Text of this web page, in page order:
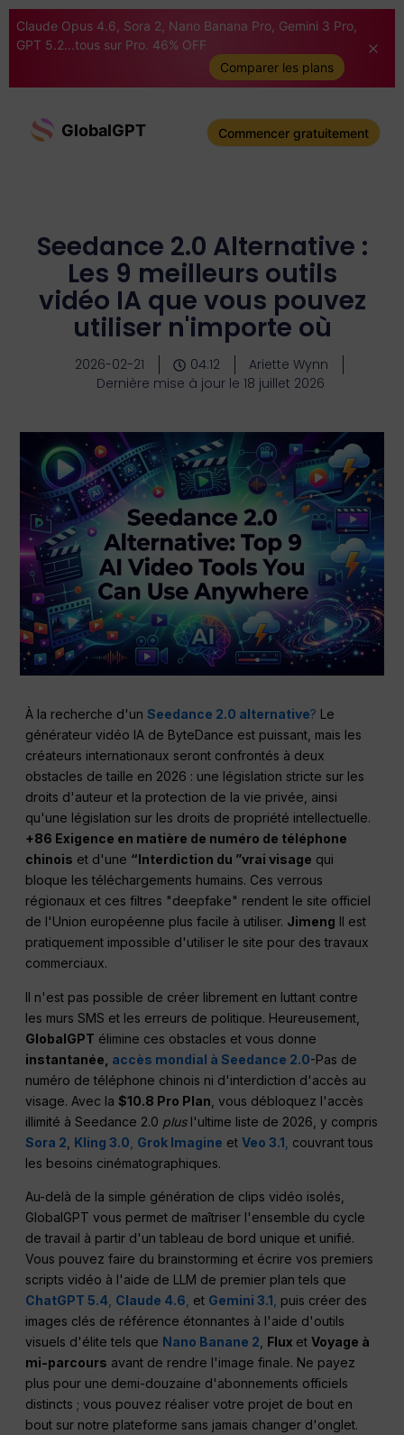
Claude Opus 4.6, Sora 2, Nano Banana Pro, Gemini 3 Pro,
GPT 5.2...tous sur Pro. 46% OFF
Comparer les plans
GlobalGPT Commencer gratuitement
Seedance 2.0 Alternative :
Les 9 meilleurs outils
vidéo IA que vous pouvez
utiliser n'importe où
2026-02-21 04:12
Ariette Wynn
Dernière mise à jour le 18 juillet 2026
À la recherche d'unSeedance 2.0 alternative? Le
générateur vidéo IA de ByteDance est puissant, mais les
créateurs internationaux seront confrontés à deux
obstacles de taille en 2026 : une législation stricte sur les
droits d'auteur et la protection de la vie privée, ainsi
qu'une législation sur les droits de propriété intellectuelle.
+86 Exigence en matière de numéro de téléphone
chinois et d'une “Interdiction du ”vrai visage qui
bloque les téléchargements humains. Ces verrous
régionaux et ces filtres "deepfake" rendent le site officiel
de l'Union européenne plus facile à utiliser. Jimeng Il est
pratiquement impossible d'utiliser le site pour des travaux
commerciaux.
Il n'est pas possible de créer librement en luttant contre
les murs SMS et les erreurs de politique. Heureusement,
GlobalGPT élimine ces obstacles et vous donne
instantanée, accès mondial à Seedance 2.0-Pas de
numéro de téléphone chinois ni d'interdiction d'accès au
visage. Avec la$10.8 Pro Plan , vous débloquez l'accès
illimité à Seedance 2.0 plusl'ultime liste de 2026, y compris
Sora 2 Kling 3.0 Grok Imagine etVeo 3.1 couvrant tous
les besoins cinématographiques.
Au-delà de la simple génération de clips vidéo isolés,
GlobalGPT vous permet de maîtriser l'ensemble du cycle
de travail à partir d'un tableau de bord unique et unifié.
Vous pouvez faire du brainstorming et écrire vos premiers
scripts vidéo à l'aide de LLM de premier plan tels que
ChatGPT 5.4 Claude 4.6 et Gemini 3.1 puis créer des
images clés de référence étonnantes à l'aide d'outils
visuels d'élite tels que Nano Banane 2 Flux etVoyage à
mi-parcours avant de rendre l'image finale. Ne payez
plus pour une demi-douzaine d'abonnements officiels
distincts ; vous pouvez réaliser votre projet de bout en
bout sur notre plateforme sans jamais changer d'onglet.